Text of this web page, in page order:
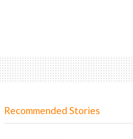
Recommended Stories